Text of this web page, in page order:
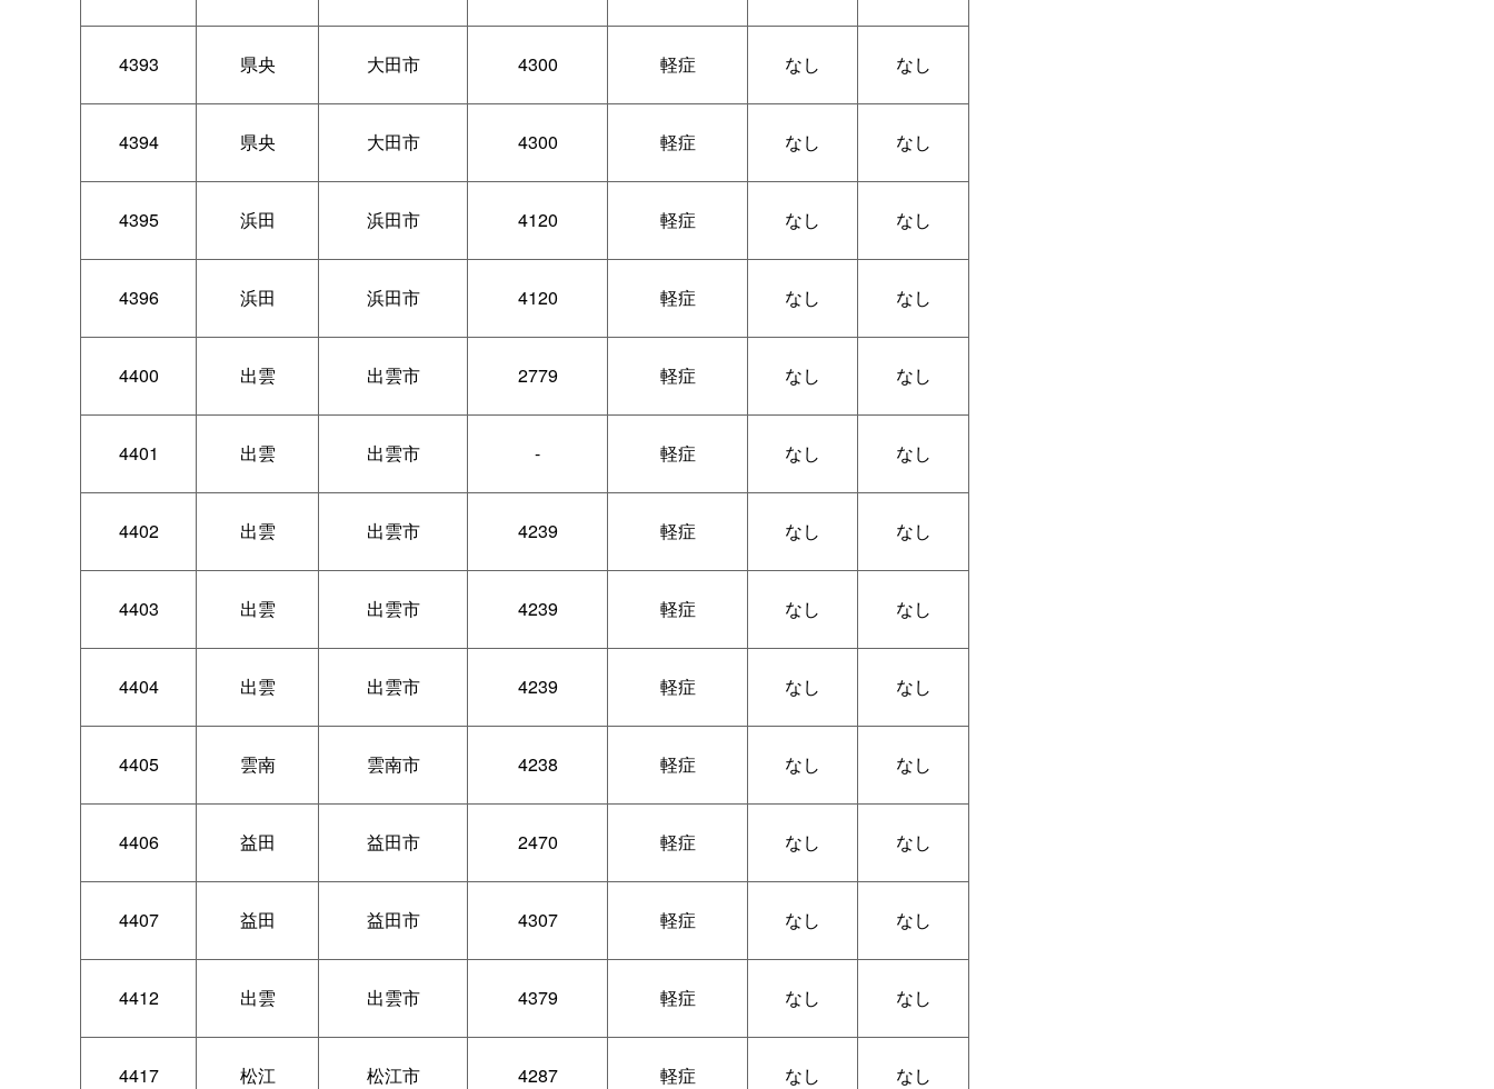
4393 県央 大田市 4300 軽症 なし なし
4394 県央 大田市 4300 軽症 なし なし
4395 浜田 浜田市 4120 軽症 なし なし
4396 浜田 浜田市 4120 軽症 なし なし
4400 出雲 出雲市 2779 軽症 なし なし
4401 出雲 出雲市 - 軽症 なし なし
4402 出雲 出雲市 4239 軽症 なし なし
4403 出雲 出雲市 4239 軽症 なし なし
4404 出雲 出雲市 4239 軽症 なし なし
4405 雲南 雲南市 4238 軽症 なし なし
4406 益田 益田市 2470 軽症 なし なし
4407 益田 益田市 4307 軽症 なし なし
4412 出雲 出雲市 4379 軽症 なし なし
4417 松江 松江市 4287 軽症 なし なし